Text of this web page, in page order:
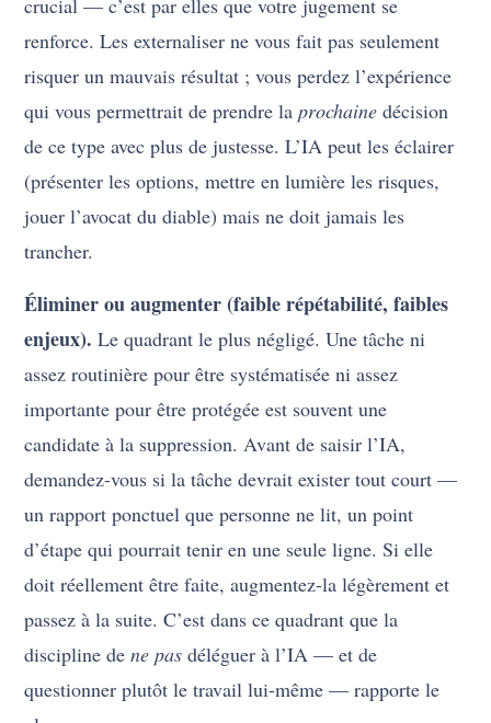
crucial — c’est par elles que votre jugement se
renforce. Les externaliser ne vous fait pas seulement
risquer un mauvais résultat ; vous perdez l’expérience
qui vous permettrait de prendre laprochaine décision
de ce type avec plus de justesse. L’IA peut les éclairer
(présenter les options, mettre en lumière les risques,
jouer l’avocat du diable) mais ne doit jamais les
trancher.
Éliminer ou augmenter (faible répétabilité, faibles
enjeux). Le quadrant le plus négligé. Une tâche ni
assez routinière pour être systématisée ni assez
importante pour être protégée est souvent une
candidate à la suppression. Avant de saisir l’IA,
demandez-vous si la tâche devrait exister tout court —
un rapport ponctuel que personne ne lit, un point
d’étape qui pourrait tenir en une seule ligne. Si elle
doit réellement être faite, augmentez-la légèrement et
passez à la suite. C’est dans ce quadrant que la
discipline dene pas déléguer à l’IA — et de
questionner plutôt le travail lui-même — rapporte le